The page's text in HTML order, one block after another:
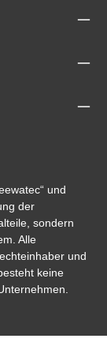
und
der
sondern
Alle
und
keine